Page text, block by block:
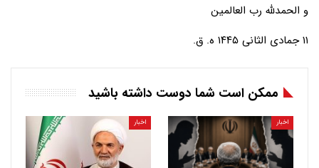
و الحمدلله رب العالمین
۱۱ جمادی الثانی
ه‌‎. ق.
ممکن است شما دوست داشته باشید
اخبار اخبار